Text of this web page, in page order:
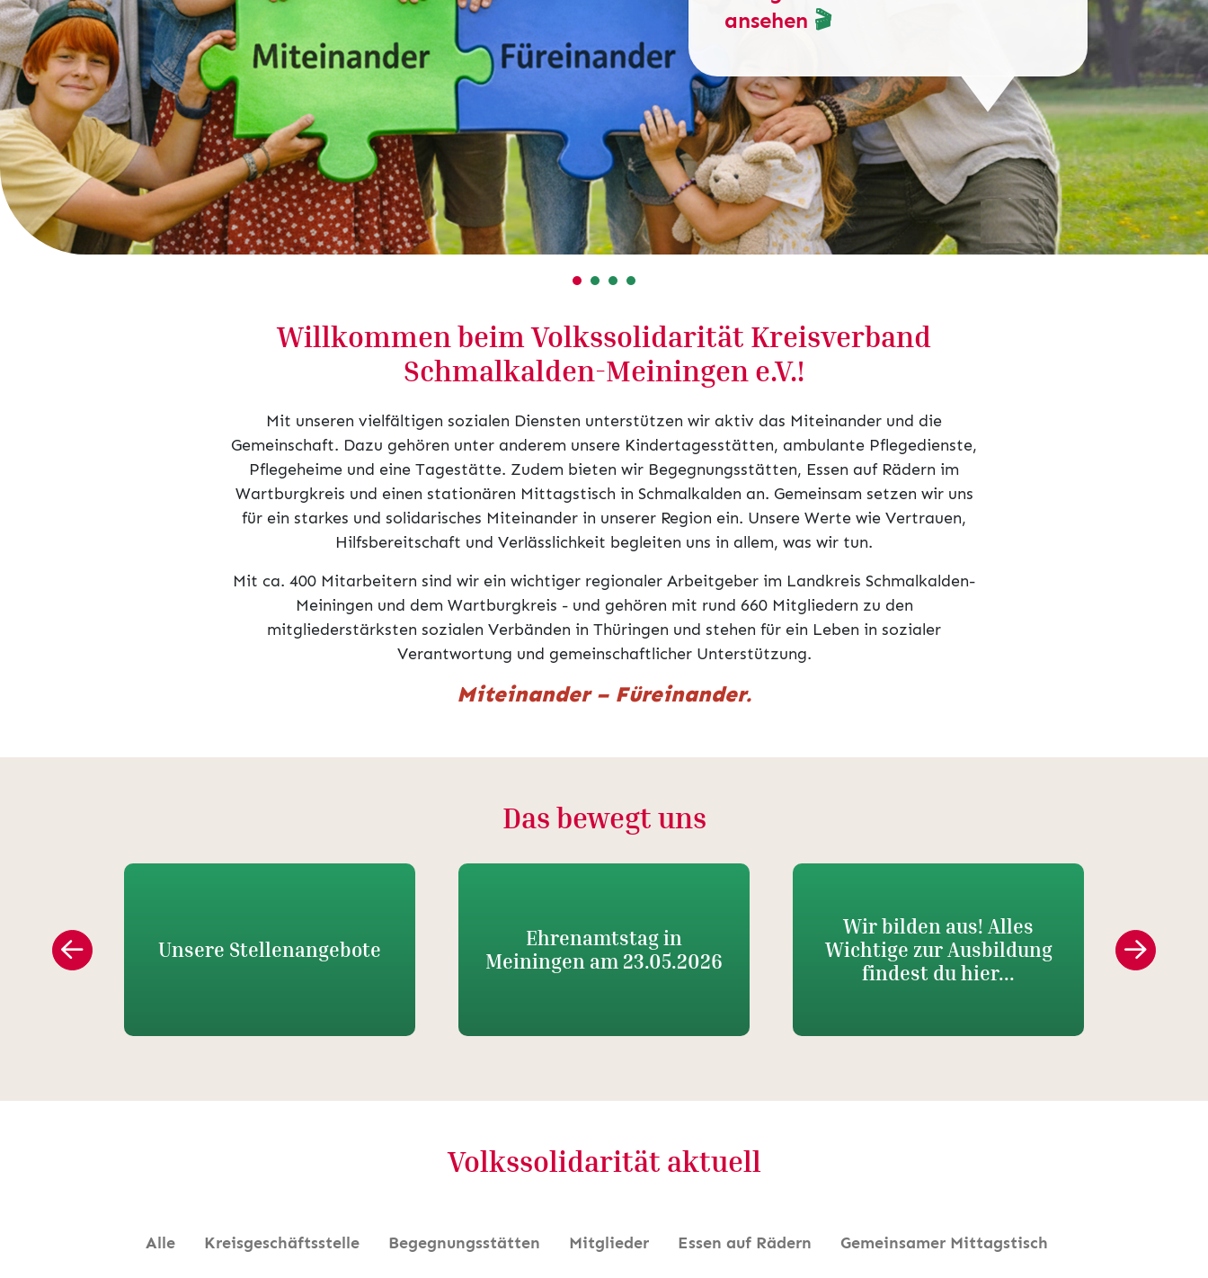
ansehen 🎬
Willkommen beim Volkssolidarität Kreisverband
Schmalkalden-Meiningen e.V.!
Mit unseren vielfältigen sozialen Diensten unterstützen wir aktiv das Miteinander und die
Gemeinschaft. Dazu gehören unter anderem unsere Kindertagesstätten, ambulante Pflegedienste,
Pflegeheime und eine Tagestätte. Zudem bieten wir Begegnungsstätten, Essen auf Rädern im
Wartburgkreis und einen stationären Mittagstisch in Schmalkalden an. Gemeinsam setzen wir uns
für ein starkes und solidarisches Miteinander in unserer Region ein. Unsere Werte wie Vertrauen,
Hilfsbereitschaft und Verlässlichkeit begleiten uns in allem, was wir tun.
Mit ca. 400 Mitarbeitern sind wir ein wichtiger regionaler Arbeitgeber im Landkreis Schmalkalden-
Meiningen und dem Wartburgkreis - und gehören mit rund 660 Mitgliedern zu den
mitgliederstärksten sozialen Verbänden in Thüringen und stehen für ein Leben in sozialer
Verantwortung und gemeinschaftlicher Unterstützung.
Miteinander – Füreinander.
Das bewegt uns
Unsere Stellenangebote
Ehrenamtstag in
Meiningen am 23.05.2026
Wir bilden aus! Alles
Wichtige zur Ausbildung
findest du hier...
Volkssolidarität aktuell
Alle Kreisgeschäftsstelle Begegnungsstätten Mitglieder Essen auf Rädern Gemeinsamer Mittagstisch